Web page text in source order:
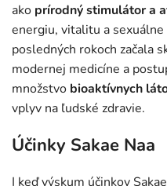
ako prírodný stimulátor a
energiu, vitalitu a sexuálne
posledných rokoch začala
modernej medicíne a
množstvo bioaktívnych
vplyv na ľudské zdravie.
Účinky Sakae Naa
I keď výskum účinkov